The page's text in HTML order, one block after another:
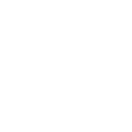
5900X/RAM 16GB/